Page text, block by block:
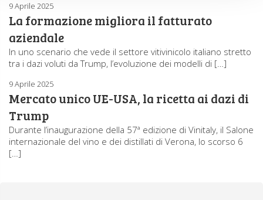
9 Aprile 2025
La formazione migliora il fatturato
aziendale
In uno scenario che vede il settore vitivinicolo italiano stretto
tra i dazi voluti da Trump, l’evoluzione dei modelli di […]
9 Aprile 2025
Mercato unico UE-USA, la ricetta ai dazi di
Trump
Durante l’inaugurazione della 57ª edizione di Vinitaly, il Salone
internazionale del vino e dei distillati di Verona, lo scorso 6
[…]